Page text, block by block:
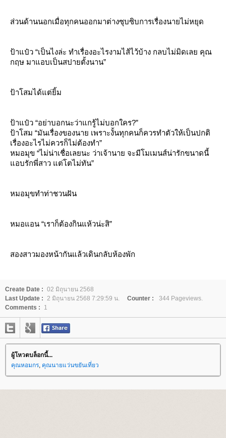
ส่วนด้านนอกเมื่อทุกคนออกมาต่างซุบซิบการเรื่องนายไม่หยุด
ป้าแป๋ว “เป็นไงล่ะ ทำเรื่องอะไรงามไส้ไว้บ้าง กลบไม่มิดเลย คุณ
กฤษ มาแอบเป็นสปายตั้งนาน”
ป้าโสมได้แต่ยิ้ม
ป้าแป๋ว “อย่าบอกนะว่าแกรู้ไม่บอกใคร?”
ป้าโสม “มันเรื่องของนาย เพราะงั้นทุกคนก็ควรทำตัวให้เป็นปกติ
เรื่องอะไรไม่ควรก็ไม่ต้องทำ”
หมอมุข “ไม่น่าเชื่อเลยนะ ว่าเจ้านาย จะมีโมเมนส์น่ารักขนาดนี้
อบรักพี่สาว แต่โตไม่ทัน”
หมอมุขทำท่าชวนฝัน
หมอแอน “เราก็ต้องกินแห้วน่ะสิ”
สองสาวมองหน้ากันแล้วเดินกลับห้องพัก
Create Date : 02 มิถุนายน 2568
Last Update : 2 มิถุนายน 2568 7:29:59 น. Counter :
344 Pageviews.
Comments :
1
ผู้โหวตบล็อกนี้...
คุณหอมกร, คุณนายแว่นขยันเที่ยว